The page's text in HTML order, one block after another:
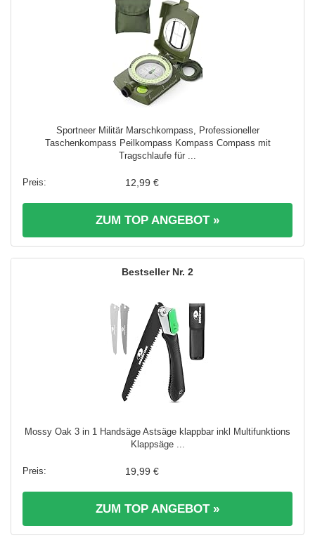
Sportneer Militär Marschkompass, Professioneller
Taschenkompass Peilkompass Kompass Compass mit
Tragschlaufe für ...
12,99 €
ZUM TOP ANGEBOT »
2
Mossy Oak 3 in 1 Handsäge Astsäge klappbar inkl Multifunktions
Klappsäge ...
19,99 €
ZUM TOP ANGEBOT »